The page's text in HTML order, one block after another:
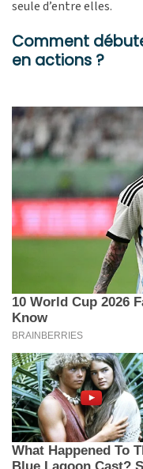
seule d’entre elles.
Comment
en actions ?